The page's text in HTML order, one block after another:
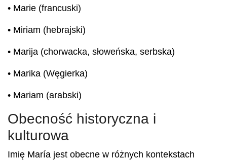
• Marie (francuski)
• Miriam (hebrajski)
• Marija (chorwacka, słoweńska, serbska)
• Marika (Węgierka)
• Mariam (arabski)
Obecność historyczna i
kulturowa
Imię María jest obecne w różnych kontekstach